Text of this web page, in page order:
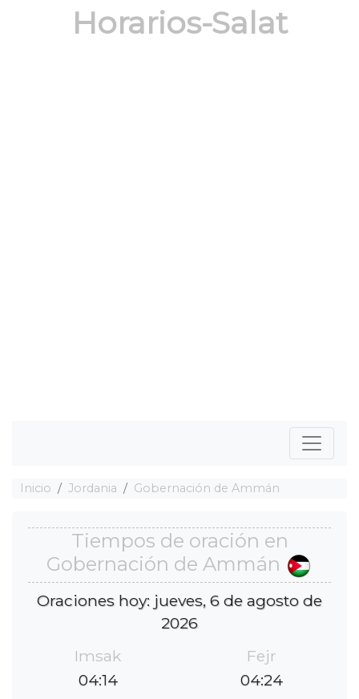
Horarios-Salat
Inicio Jordania Gobernación de Ammán
Tiempos de oración en
Gobernación de Ammán
Oraciones hoy: jueves, 6 de agosto de
2026
Imsak
04:14
Fejr
04:24